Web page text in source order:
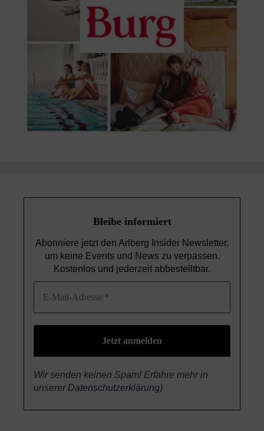
Bleibe informiert
Abonniere jetzt den Arlberg Insider Newsletter,
um keine Events und Newszu verpassen.
Kostenlos und jederzeit abbestelltbar.
Wir senden keinen Spam! Erfahre mehr in
unserer Datenschutzerklärung)